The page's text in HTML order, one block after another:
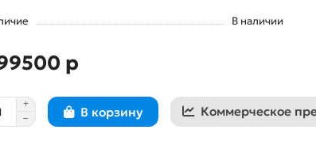
В наличии
р
В корзину Коммерческое